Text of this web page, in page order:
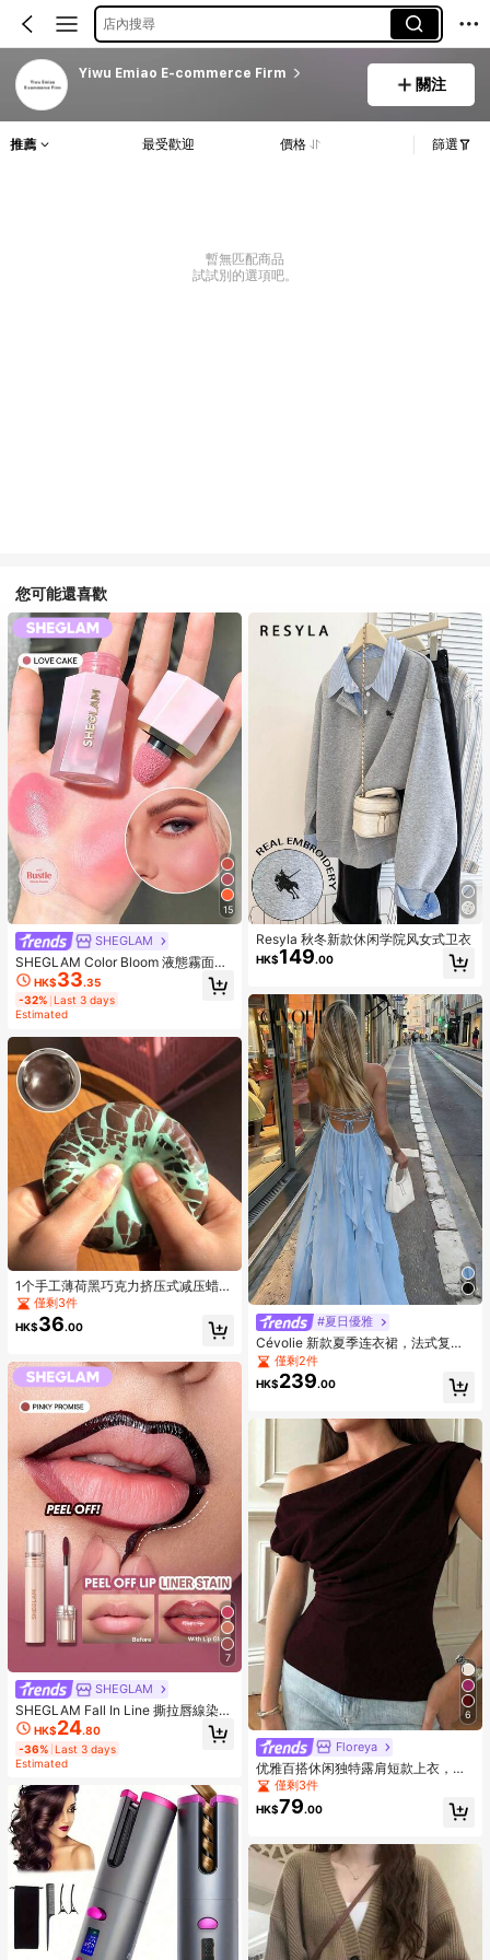
店內搜尋
Yiwu Emiao E-commerce Firm
關注
推薦 最受歡迎 價格 篩選
暫無匹配商品
試試別的選項吧。
您可能還喜歡
15
SHEGLAM
SHEGLAM Color Bloom 液態霧面腮
紅-Love Cake 品牌美妝化妝品 適合
女士與女孩
HK$33.35
-32% Last 3 days
Estimated
1个手工薄荷黑巧克力挤压式减压蜡
球，挤压时口感酥脆，男女皆宜，是
派对礼品或礼物的完美之选，适合14
岁以上人群的解压玩具，节日、生
僅剩3件
HK$36.00
7
SHEGLAM
SHEGLAM Fall In Line 撕拉唇線染色
筆-Pinky Promise 品牌美妝化妝品
適合女士與女孩
HK$24.80
-36% Last 3 days
Estimated
Resyla 秋冬新款休闲学院风女式卫衣
HK$149.00
#夏日優雅
Cévolie 新款夏季连衣裙，法式复古
露背性感连衣裙，冰山蓝性感露背吊
带连衣裙，适合海岛度假，休闲宽松
优雅雪纺连衣裙，适合度假、海滩漫
僅剩2件
HK$239.00
6
Floreya
优雅百搭休闲独特露肩短款上衣，性
感斜肩修身短款上衣，夏季必备
僅剩3件
HK$79.00